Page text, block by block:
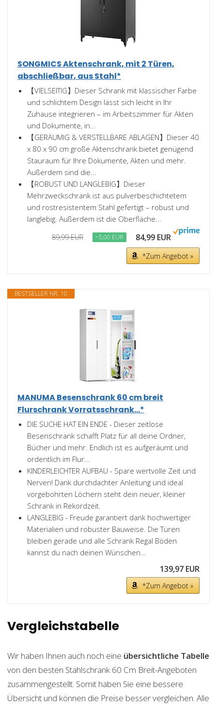
SONGMICS Aktenschrank, mit 2 Türen,
abschließbar, aus Stahl*
【VIELSEITIG】Dieser Schrank mit klassischer Farbe
und schlichtem Design lässt sich leicht in Ihr
Zuhause integrieren – im Arbeitszimmer für Akten
und Dokumente, in...
【GERÄUMIG & VERSTELLBARE ABLAGEN】Dieser 40
x 80 x 90 cm große Aktenschrank bietet genügend
Stauraum für Ihre Dokumente, Akten und mehr.
Außerdem sind die...
【ROBUST UND LANGLEBIG】Dieser
Mehrzweckschrank ist aus pulverbeschichtetem
und rostresistentem Stahl gefertigt – robust und
langlebig. Außerdem ist die Oberfläche...
89,99 EUR −5,00 EUR 84,99 EUR
*Zum Angebot »
BESTSELLER NR. 10
MANUMA Besenschrank 60 cm breit
Flurschrank Vorratsschrank...*
DIE SUCHE HAT EIN ENDE - Dieser zeitlose
Besenschrank schafft Platz für all deine Ordner,
Bücher und mehr. Endlich ist es aufgeräumt und
ordentlich im Flur...
KINDERLEICHTER AUFBAU - Spare wertvolle Zeit und
Nerven! Dank durchdachter Anleitung und ideal
vorgebohrten Löchern steht dein neuer, kleiner
Schrank in Rekordzeit.
LANGLEBIG - Freude garantiert dank hochwertiger
Materialien und robuster Bauweise. Die Türen
bleiben gerade und alle Schrank Regal Böden
kannst du nach deinen Wünschen...
139,97 EUR
*Zum Angebot »
Vergleichstabelle
Wir haben Ihnen auch noch eine übersichtliche Tabelle
von den besten Stahlschrank 60 Cm Breit-Angeboten
zusammengestellt. Somit haben Sie eine bessere
Übersicht und können die Preise besser vergleichen. Alle